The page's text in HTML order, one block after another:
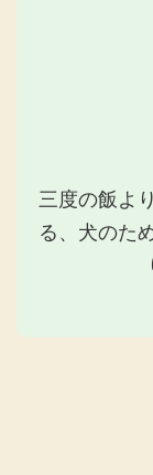
三度の飯よ
る、犬のた